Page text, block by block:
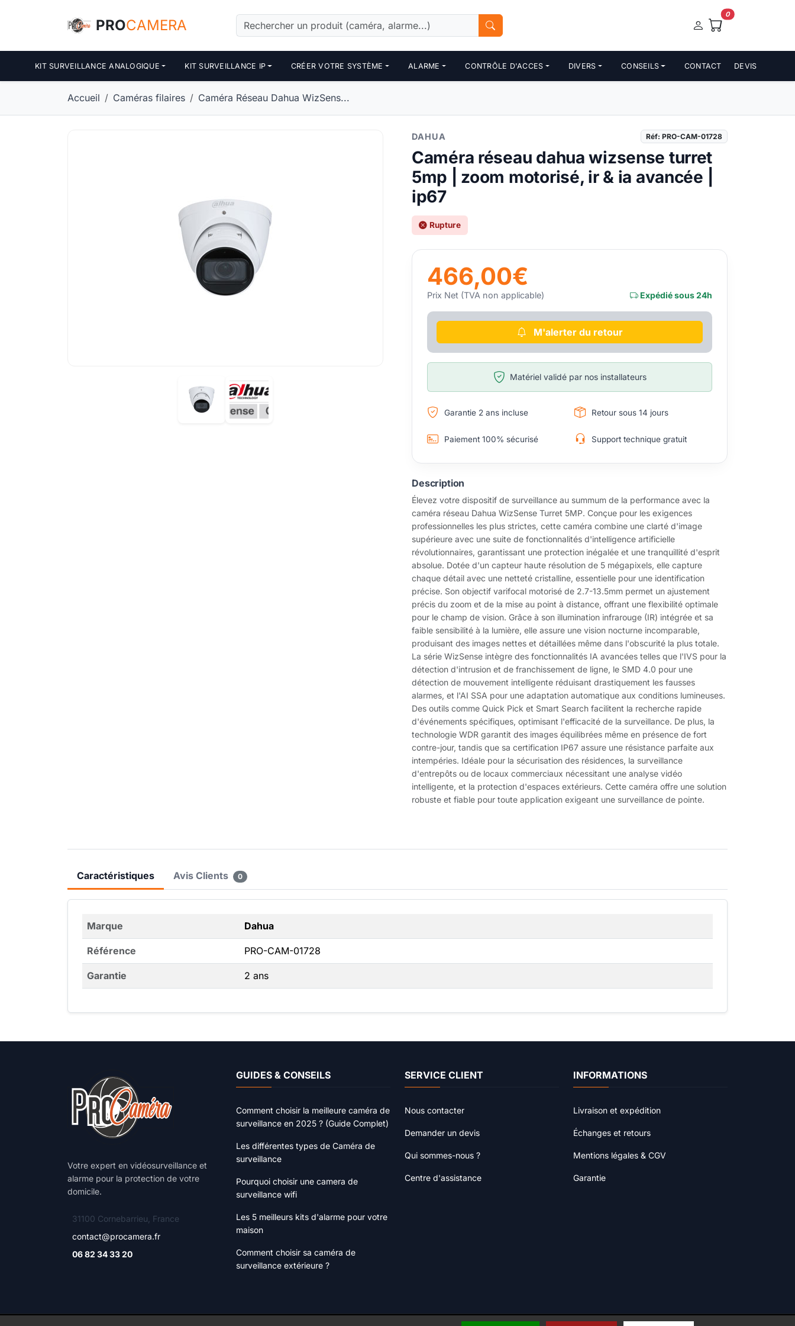
PROCAMERA
0
KIT SURVEILLANCE ANALOGIQUE KIT SURVEILLANCE IP CRÉER VOTRE SYSTÈME ALARME CONTRÔLE D'ACCES DIVERS CONSEILS CONTACT DEVIS
Accueil Caméras filaires Caméra Réseau Dahua WizSens...
DAHUA Réf: PRO-CAM-01728
Caméra réseau dahua wizsense turret
5mp | zoom motorisé, ir & ia avancée |
ip67
Rupture
466,00€
Prix Net (TVA non applicable) Expédié sous 24h
M'alerter du retour
Matériel validé par nos installateurs
Garantie 2 ans incluse Retour sous 14 jours
Paiement 100% sécurisé Support technique gratuit
Description
Élevez votre dispositif de surveillance au summum de la performance avec la
caméra réseau Dahua WizSense Turret 5MP. Conçue pour les exigences
professionnelles les plus strictes, cette caméra combine une clarté d'image
supérieure avec une suite de fonctionnalités d'intelligence artificielle
révolutionnaires, garantissant une protection inégalée et une tranquillité d'esprit
absolue. Dotée d'un capteur haute résolution de 5 mégapixels, elle capture
chaque détail avec une netteté cristalline, essentielle pour une identification
précise. Son objectif varifocal motorisé de 2.7-13.5mm permet un ajustement
précis du zoom et de la mise au point à distance, offrant une flexibilité optimale
pour le champ de vision. Grâce à son illumination infrarouge (IR) intégrée et sa
faible sensibilité à la lumière, elle assure une vision nocturne incomparable,
produisant des images nettes et détaillées même dans l'obscurité la plus totale.
La série WizSense intègre des fonctionnalités IA avancées telles que l'IVS pour la
détection d'intrusion et de franchissement de ligne, le SMD 4.0 pour une
détection de mouvement intelligente réduisant drastiquement les fausses
alarmes, et l'AI SSA pour une adaptation automatique aux conditions lumineuses.
Des outils comme Quick Pick et Smart Search facilitent la recherche rapide
d'événements spécifiques, optimisant l'efficacité de la surveillance. De plus, la
technologie WDR garantit des images équilibrées même en présence de fort
contre-jour, tandis que sa certification IP67 assure une résistance parfaite aux
intempéries. Idéale pour la sécurisation des résidences, la surveillance
d'entrepôts ou de locaux commerciaux nécessitant une analyse vidéo
intelligente, et la protection d'espaces extérieurs. Cette caméra offre une solution
robuste et fiable pour toute application exigeant une surveillance de pointe.
Caractéristiques Avis Clients 0
Marque Dahua
Référence PRO-CAM-01728
Garantie 2 ans
Votre expert en vidéosurveillance et
alarme pour la protection de votre
domicile.
31100 Cornebarrieu, France
contact@procamera.fr
06 82 34 33 20
GUIDES & CONSEILS
Comment choisir la meilleure caméra de
surveillance en 2025 ? (Guide Complet)
Les différentes types de Caméra de
surveillance
Pourquoi choisir une camera de
surveillance wifi
Les 5 meilleurs kits d'alarme pour votre
maison
Comment choisir sa caméra de
surveillance extérieure ?
SERVICE CLIENT
Nous contacter
Demander un devis
Qui sommes-nous ?
Centre d'assistance
INFORMATIONS
Livraison et expédition
Échanges et retours
Mentions légales & CGV
Garantie